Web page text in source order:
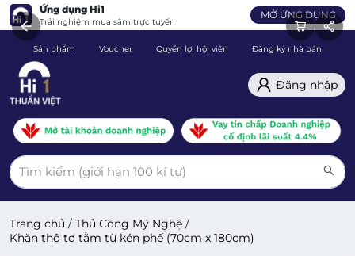
Ứng dụng Hi1
Trải nghiệm mua sắm trực tuyến
MỞ ỨNG DỤNG
Sản phẩm Voucher Quyền lợi hội viên Đăng ký nhà bán
Đăng nhập
Trang chủ / Thủ Công Mỹ Nghệ /
Khăn thô tơ tằm từ kén phế (70cm x 180cm)